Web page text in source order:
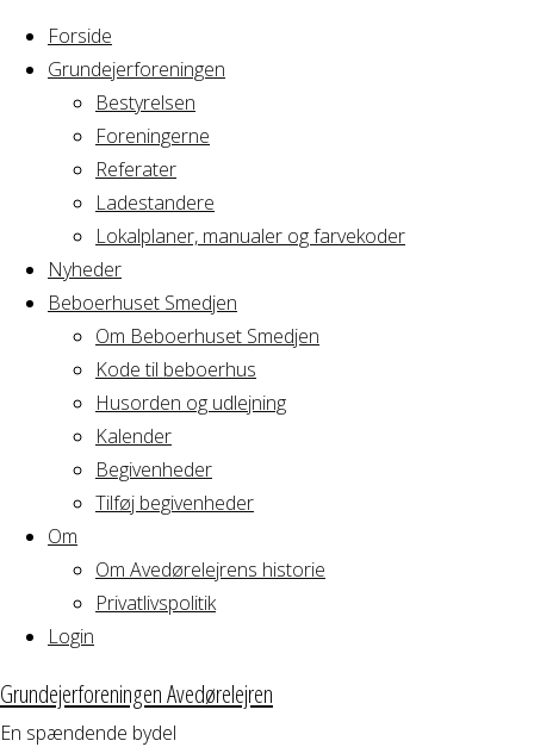
Forside
Grundejerforeningen
Bestyrelsen
Foreningerne
Referater
Ladestandere
Lokalplaner, manualer og farvekoder
Nyheder
Beboerhuset Smedjen
Om Beboerhuset Smedjen
Kode til beboerhus
Husorden og udlejning
Kalender
Begivenheder
Tilføj begivenheder
Om
Om Avedørelejrens historie
Privatlivspolitik
Login
Grundejerforeningen Avedørelejren
En spændende bydel
Home
Arrangement
Yoga &
Mindfullness
Yoga
&
Mindfullness